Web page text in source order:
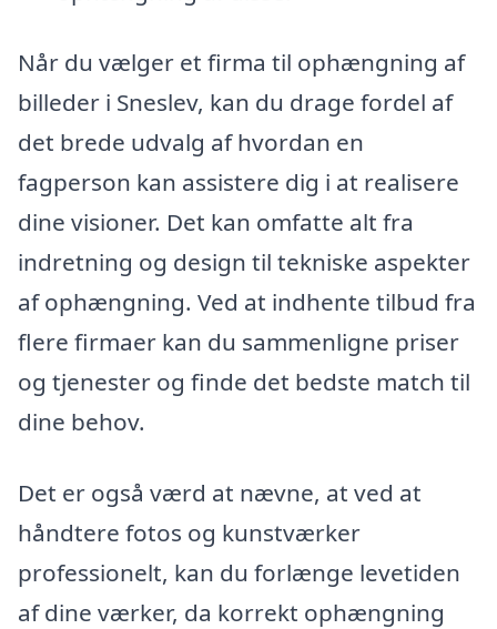
Når du vælger et firma til ophængning af
billeder i Sneslev, kan du drage fordel af
det brede udvalg af hvordan en
fagperson kan assistere dig i at realisere
dine visioner. Det kan omfatte alt fra
indretning og design til tekniske aspekter
af ophængning. Ved at indhente tilbud fra
flere firmaer kan du sammenligne priser
og tjenester og finde det bedste match til
dine behov.
Det er også værd at nævne, at ved at
håndtere fotos og kunstværker
professionelt, kan du forlænge levetiden
af dine værker, da korrekt ophængning